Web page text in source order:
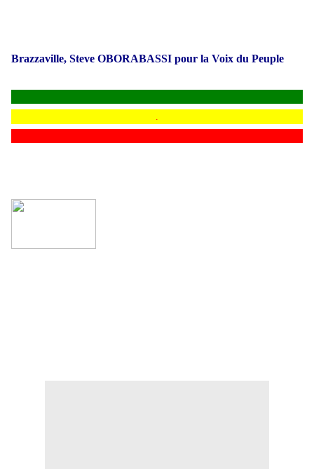
Brazzaville, Steve OBORABASSI pour la Voix du Peuple
.